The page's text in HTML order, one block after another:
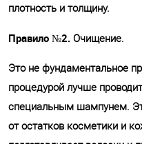
плотность и толщину.
Правило №2. Очищение.
Это не фундаментальное
процедурой лучше
специальным шампунем.
от остатков косметики и